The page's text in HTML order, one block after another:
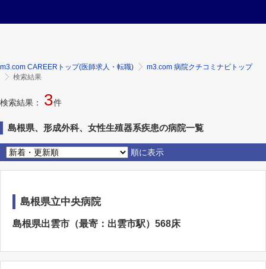
m3.com CAREERトップ(医師求人・転職)
m3.com 病院クチコミナビトップ
検索結果
検索結果： 3件
島根県、形成外科、女性生殖器系疾患の病院一覧
順に表示
島根県立中央病院
島根県出雲市（最寄：出雲市駅）568床